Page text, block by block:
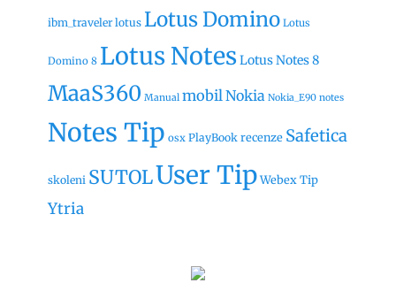
ibm_traveler lotus Lotus Domino Lotus
Domino 8 Lotus Notes Lotus Notes 8
MaaS360 Manual mobilNokia Nokia_E90 notes
Notes Tip osx PlayBook recenze Safetica
skoleni SUTOLUser TipWebex Tip
Ytria